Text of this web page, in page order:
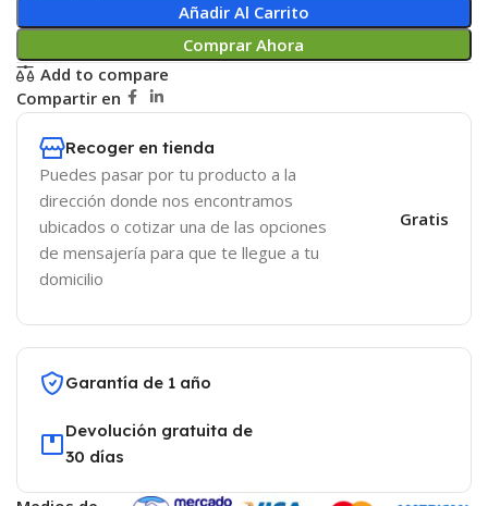
Añadir Al Carrito
Comprar Ahora
Add to compare
Compartir en
Recoger en tienda
Puedes pasar por tu producto a la
dirección donde nos encontramos
ubicados o cotizar una de las opciones
de mensajería para que te llegue a tu
domicilio
Gratis
Garantía de 1 año
Devolución gratuita de
30 días